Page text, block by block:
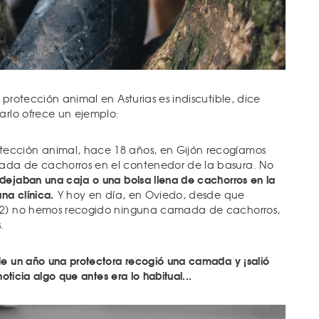
animal en Asturias es indiscutible, dice
ofrece un ejemplo:
animal, hace 18 años, en Gijón recogíamos
de cachorros en el contenedor de la basura. No
una caja o una bolsa llena de cachorros en la
clínica. Y hoy en día, en Oviedo, desde que
no hemos recogido ninguna camada de cachorros,
un año una protectora recogió una camada y ¡salió
algo que antes era lo habitual...